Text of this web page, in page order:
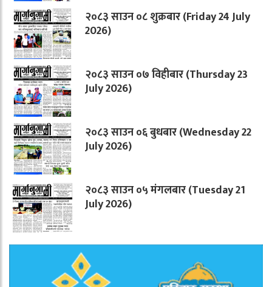
२०८३ साउन ०८ शुक्रबार (Friday 24 July
2026)
२०८३ साउन ०७ विहीबार (Thursday 23
July 2026)
२०८३ साउन ०६ बुधबार (Wednesday 22
July 2026)
२०८३ साउन ०५ मंगलबार (Tuesday 21
July 2026)